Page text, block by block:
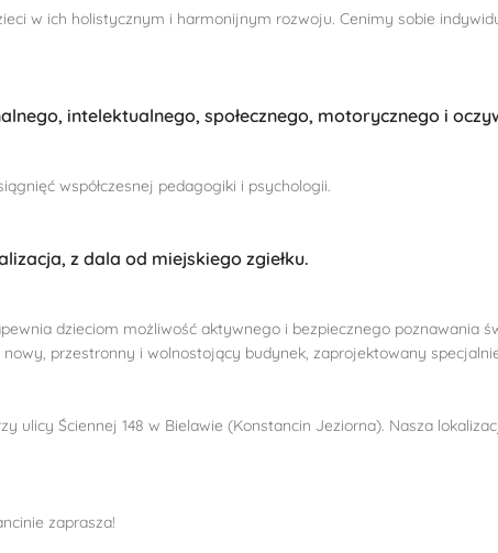
w ich holistycznym i harmonijnym rozwoju. Cenimy sobie
intelektualnego, społecznego, motorycznego i
współczesnej pedagogiki i psychologii.
z dala od miejskiego zgiełku.
dzieciom możliwość aktywnego i bezpiecznego poznawania
przestronny i wolnostojący budynek, zaprojektowany
ulicy Ściennej 148 w Bielawie (Konstancin Jeziorna). Nasza
zaprasza!